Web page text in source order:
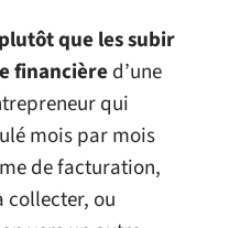
que les subir
financière d’une
qui
mois par mois
de facturation,
collecter, ou